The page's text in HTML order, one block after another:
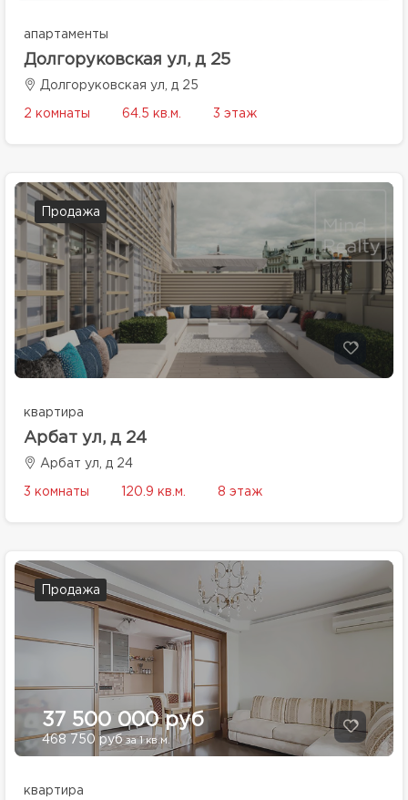
апартаменты
Долгоруковская ул, д 25
Долгоруковская ул, д 25
2 комнаты 64.5 кв.м. 3 этаж
Продажа
квартира
Арбат ул, д 24
Арбат ул, д 24
3 комнаты 120.9 кв.м. 8 этаж
Продажа
37 500 000 руб
468 750 рубза 1 кв.м.
квартира